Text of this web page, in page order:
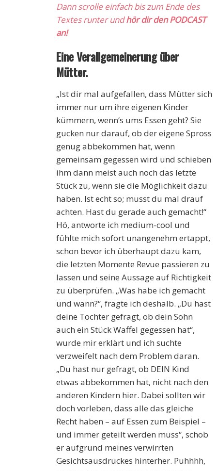
Dann scrolle einfach bis zum Ende des
Textes runter undhör dir den PODCAST
an!
Eine Verallgemeinerung über
Mütter.
„Ist dir mal aufgefallen, dass Mütter sich
immer nur um ihre eigenen Kinder
kümmern, wenn‘s ums Essen geht? Sie
gucken nur darauf, ob der eigene Spross
genug abbekommen hat, wenn
gemeinsam gegessen wird und schieben
ihm dann meist auch noch das letzte
Stück zu, wenn sie die Möglichkeit dazu
haben. Ist echt so; musst du mal drauf
achten. Hast du gerade auch gemacht!“
Hö, antworte ich medium-cool und
fühlte mich sofort unangenehm ertappt,
schon bevor ich überhaupt dazu kam,
die letzten Momente Revue passieren zu
lassen und seine Aussage auf Richtigkeit
zu überprüfen. „Was habe ich gemacht
und wann?“, fragte ich deshalb. „Du hast
deine Tochter gefragt, ob dein Sohn
auch ein Stück Waffel gegessen hat“,
wurde mir erklärt und ich suchte
verzweifelt nach dem Problem daran.
„Du hast nur gefragt, ob DEIN Kind
etwas abbekommen hat, nicht nach den
anderen Kindern hier. Dabei sollten wir
doch vorleben, dass alle das gleiche
Recht haben – auf Essen zum Beispiel –
und immer geteilt werden muss“, schob
er aufgrund meines verwirrten
Gesichtsausdruckes hinterher. Puhhhh,